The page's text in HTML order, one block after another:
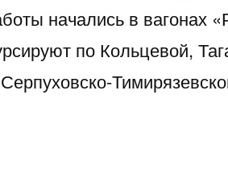
начались в вагонах
по Кольцевой,